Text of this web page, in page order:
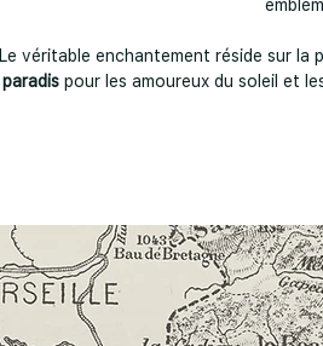
Le véritable enchantement réside sur la p
paradis pour les amoureux du soleil et